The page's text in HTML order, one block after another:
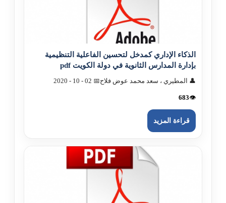
الذکاء الإداري کمدخل لتحسين الفاعلية التنظيمية
بإدارة المدارس الثانوية في دولة الکويت pdf
👤 المطيري ، سعد محمد عوض فلاح📅 02 - 10 - 2020
👁️
683
قراءة المزيد